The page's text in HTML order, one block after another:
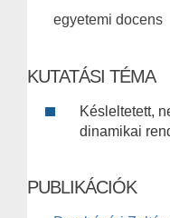
egyetemi docens
KUTATÁSI TÉMA
Késleltetett,
dinamikai
PUBLIKÁCIÓK